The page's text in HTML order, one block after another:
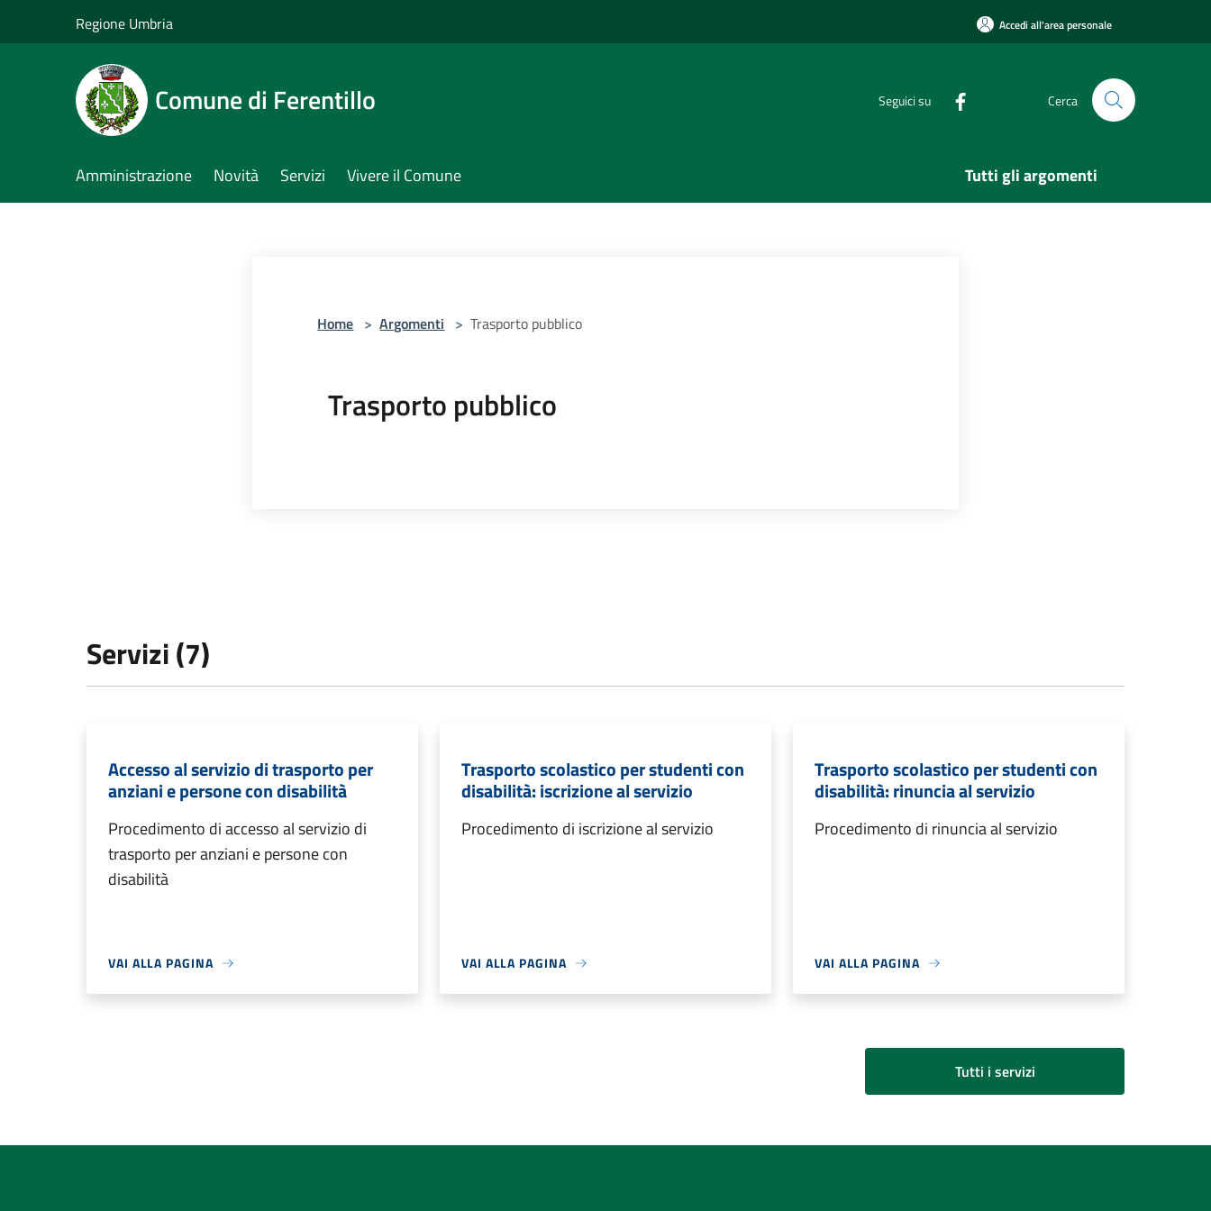
Regione Umbria Accedi all'area personale
Comune di Ferentillo Seguici su Cerca
Amministrazione Novità Servizi Vivere il Comune Tutti gli argomenti
Home > Argomenti > Trasporto pubblico
Trasporto pubblico
Servizi (7)
Accesso al servizio di trasporto per
anziani e persone con disabilità
Procedimento di accesso al servizio di
trasporto per anziani e persone con
disabilità
VAI ALLA PAGINA
Trasporto scolastico per studenti con
disabilità: iscrizione al servizio
Procedimento di iscrizione al servizio
VAI ALLA PAGINA
Trasporto scolastico per studenti con
disabilità: rinuncia al servizio
Procedimento di rinuncia al servizio
VAI ALLA PAGINA
Tutti i servizi